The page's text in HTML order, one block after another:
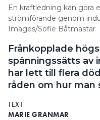
Frånkopplade
spänningssätts av
har lett till flera
råden om hur man
TEXT
MARIE GRANMAR
marie.granmar@in.se
HANDBOKEN